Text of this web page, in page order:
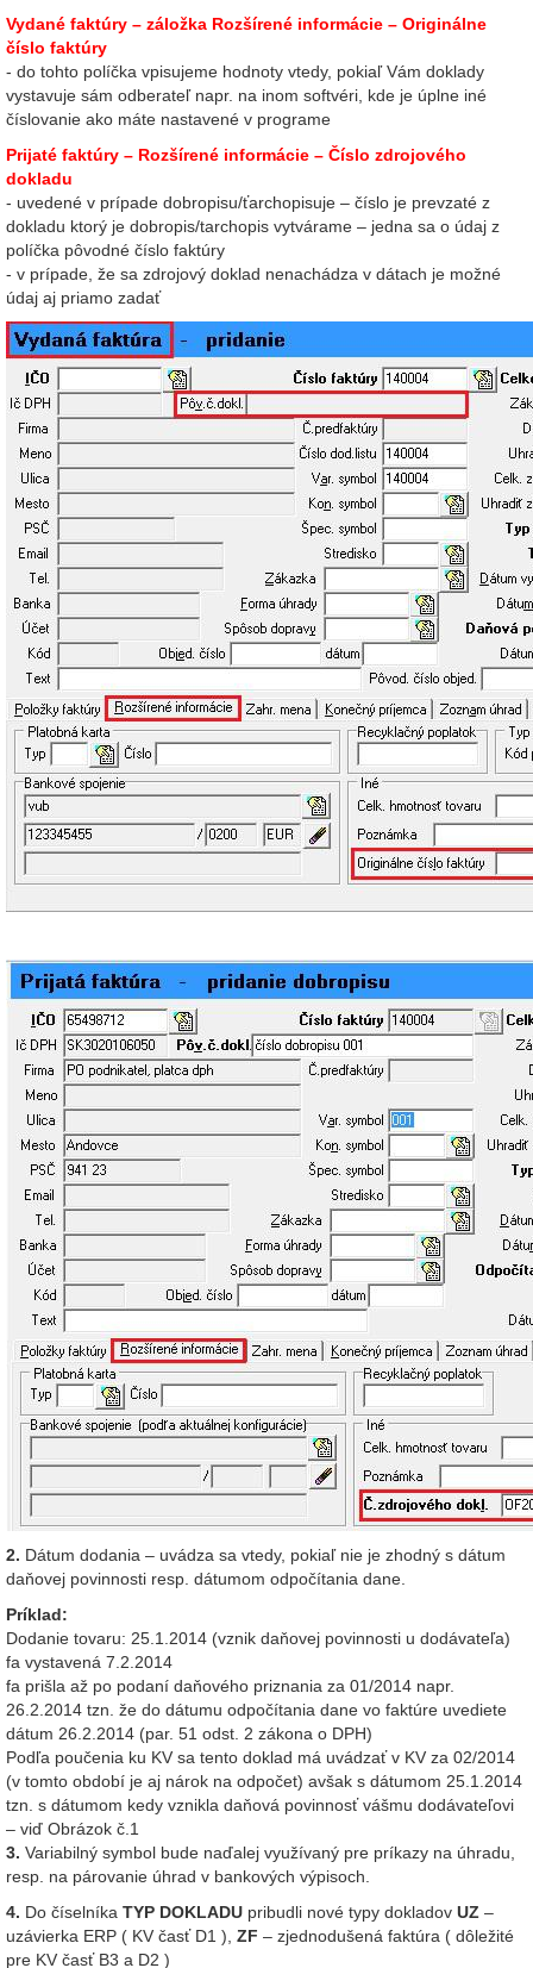
Vydané faktúry – záložka Rozšírené informácie – Originálne
číslo faktúry
- do tohto políčka vpisujeme hodnoty vtedy, pokiaľ Vám doklady
vystavuje sám odberateľ napr. na inom softvéri, kde je úplne iné
číslovanie ako máte nastavené v programe
Prijaté faktúry – Rozšírené informácie – Číslo zdrojového
dokladu
- uvedené v prípade dobropisu/ťarchopisuje – číslo je prevzaté z
dokladu ktorý je dobropis/tarchopis vytvárame – jedna sa o údaj z
políčka pôvodné číslo faktúry
- v prípade, že sa zdrojový doklad nenachádza v dátach je možné
údaj aj priamo zadať
2. Dátum dodania – uvádza sa vtedy, pokiaľ nie je zhodný s dátum
daňovej povinnosti resp. dátumom odpočítania dane.
Príklad:
Dodanie tovaru: 25.1.2014 (vznik daňovej povinnosti u dodávateľa)
fa vystavená 7.2.2014
fa prišla až po podaní daňového priznania za 01/2014 napr.
26.2.2014 tzn. že do dátumu odpočítania dane vo faktúre uvediete
dátum 26.2.2014 (par. 51 odst. 2 zákona o DPH)
Podľa poučenia ku KV sa tento doklad má uvádzať v KV za 02/2014
(v tomto období je aj nárok na odpočet) avšak s dátumom 25.1.2014
tzn. s dátumom kedy vznikla daňová povinnosť vášmu dodávateľovi
– viď Obrázok č.1
3. Variabilný symbol bude naďalej využívaný pre príkazy na úhradu,
resp. na párovanie úhrad v bankových výpisoch.
4. Do číselníka TYP DOKLADU pribudli nové typy dokladov UZ –
uzávierka ERP ( KV časť D1 ), ZF – zjednodušená faktúra ( dôležité
pre KV časť B3 a D2 )